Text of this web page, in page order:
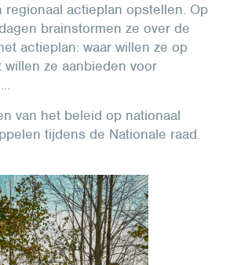
regionaal actieplan opstellen. Op
brainstormen ze over de
actieplan: waar willen ze op
willen ze aanbieden voor
van het beleid op nationaal
tijdens de Nationale raad.